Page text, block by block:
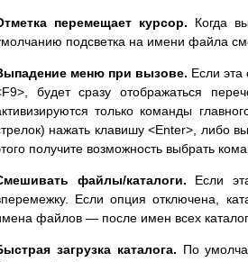
перемещает курсор. Когда
подсветка на имени файла
меню при вызове. Если
будет сразу отображаться
только команды
нажать клавишу <Enter>, либо
получите возможность выбрать
файлы/каталоги. Если
Если опция отключена,
файлов — после имен всех
загрузка каталога. По